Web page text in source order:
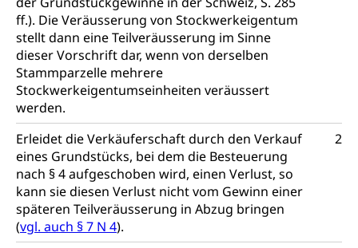
ff.). Die Veräusserung von Stockwerkeigentum
stellt dann eine Teilveräusserung im Sinne
dieser Vorschrift dar, wenn von derselben
Stammparzelle mehrere
Stockwerkeigentumseinheiten veräussert
werden.
Erleidet die Verkäuferschaft durch den Verkauf
eines Grundstücks, bei dem die Besteuerung
nach § 4 aufgeschoben wird, einen Verlust, so
kann sie diesen Verlust nicht vom Gewinn einer
späteren Teilveräusserung in Abzug bringen
(vgl. auch § 7 N 4).
2
Wirtschaftsmittelschule
FMS und Vollzeitschulen mit BM
Kindergarten & Basisstufe
Förderangebote
Sonderschulung
Musikschulen
Schulferien
Früherziehung
Schuldienste
Betreuungsangebote
Pflege HF oder Studium Pflege FH
Fachstelle Stipendien (beruf.lu.ch)
Studienbeiträge Höhere Berufsbildung
Finanzielle Unterstützung Pädagogische
Stipendien Hochschule Luzern hslu
Hochschulstudium, Universitätsstudium,
universitäre Ausbildung, akademische Ausbildung,
Hochschulbildung, Hochschule, universitäre
Hochschule, Bachelor, Master, Doktorat,
Weiterbildung, Forschung, Entwicklung,
Dienstleistungen, Hochschule Luzern,
Fachhochschule Zentralschweiz, HSLU,
Pädagogische Hochschule Luzern, PH Luzern, UniLU,
swissuniversities (Dachorganisation der Schweizer
Hochschulen)
swissuniversities
Universität Luzern
Fachstelle Hochschulbildung
Vorschule
Kindergarten, Kinderkrippe, Krippe, Kinderhort,
Kindertagesstätte, Spielgruppe, Tagesmutter,
Freiwilliges Kindergarten Jahr